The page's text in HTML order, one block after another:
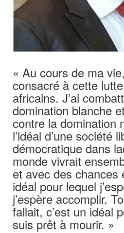
« Au cours de ma
consacré à cette
africains. J’ai
domination blanche
contre la domination
l’idéal d’une société
démocratique dans
monde vivrait
et avec des chances
idéal pour lequel
j’espère accomplir.
fallait, c’est un idéal
suis prêt à mourir. »